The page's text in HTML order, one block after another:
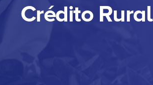
Crédito Rural